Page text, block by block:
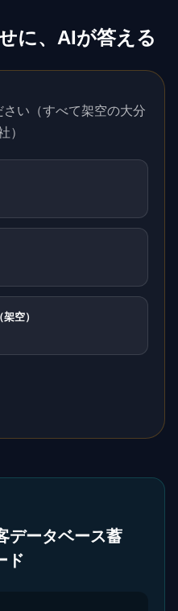
に、AIが答える
い（すべて架空の大分
）
空）
データベース蓄
ド